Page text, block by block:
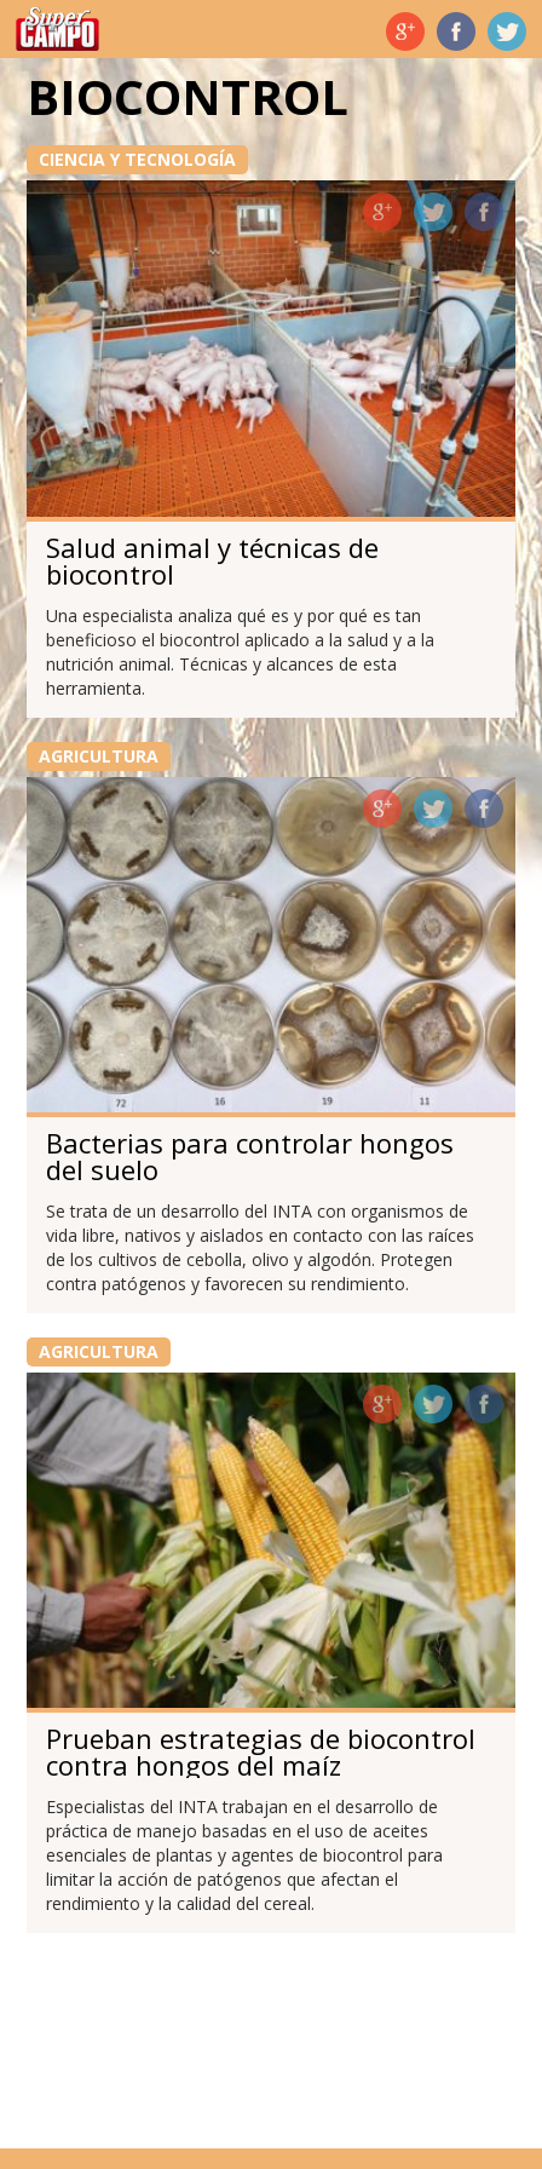
Temas de hoy
BIOCONTROL
CIENCIA Y TECNOLOGÍA
Salud animal y técnicas de
biocontrol
Una especialista analiza qué es y por qué es tan
beneficioso el biocontrol aplicado a la salud y a la
nutrición animal. Técnicas y alcances de esta
herramienta.
AGRICULTURA
Bacterias para controlar hongos
del suelo
Se trata de un desarrollo del INTA con organismos de
vida libre, nativos y aislados en contacto con las raíces
de los cultivos de cebolla, olivo y algodón. Protegen
contra patógenos y favorecen su rendimiento.
AGRICULTURA
Prueban estrategias de biocontrol
contra hongos del maíz
Especialistas del INTA trabajan en el desarrollo de
práctica de manejo basadas en el uso de aceites
esenciales de plantas y agentes de biocontrol para
limitar la acción de patógenos que afectan el
rendimiento y la calidad del cereal.